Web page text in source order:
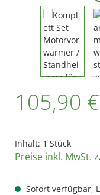
105,90 €
Inhalt: 1 Stück
Preise inkl. MwSt.
Sofort verfügbar,